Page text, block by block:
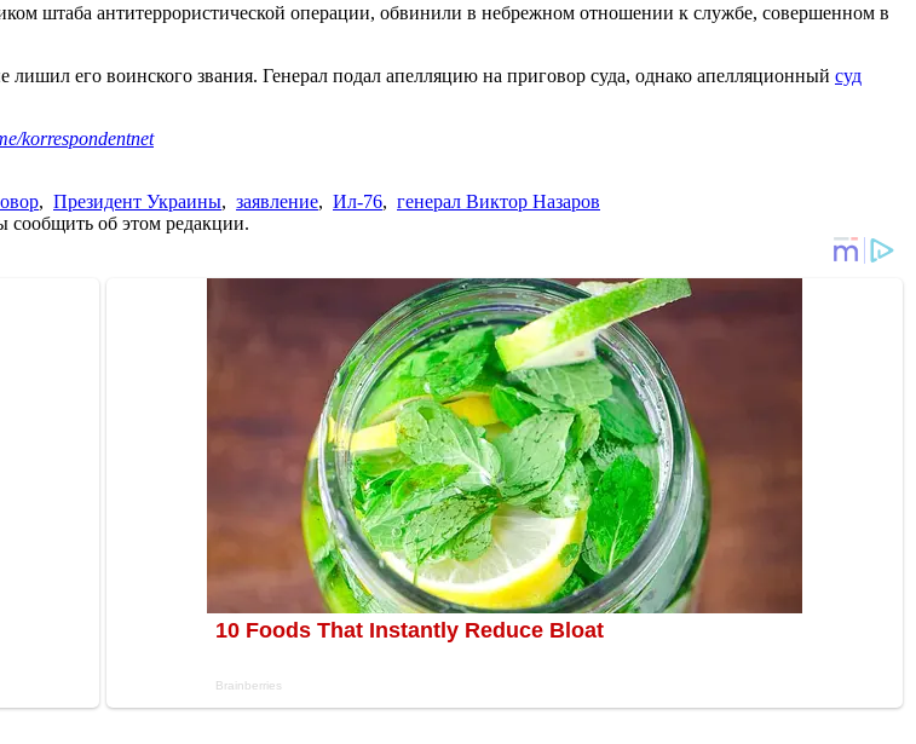
штаба антитеррористической операции, обвинили в небрежном отношении к службе, совершенном в
лишил его воинского звания. Генерал подал апелляцию на приговор суда, однако апелляционный суд
korrespondentnet
, Президент Украины, заявление, Ил-76, генерал Виктор Назаров
сообщить об этом редакции.